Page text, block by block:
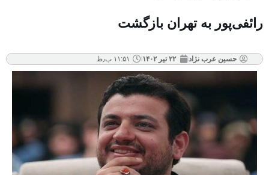
رائفی‌پور به تهران بازگشت
حسین عرب نژاد ۲۲ تیر ۱۴۰۲ ۱۱:۵۱ ب٫ظ